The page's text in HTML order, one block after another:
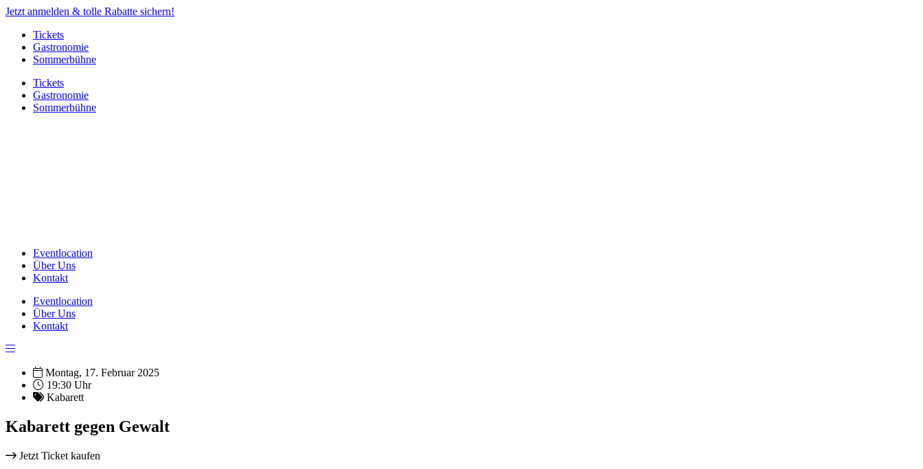
Jetzt anmelden & tolle Rabatte sichern!
Tickets
Gastronomie
Sommerbühne
Tickets
Gastronomie
Sommerbühne
Eventlocation
Über Uns
Kontakt
Eventlocation
Über Uns
Kontakt
Montag, 17. Februar 2025
19:30 Uhr
Kabarett
Kabarett gegen Gewalt
Jetzt Ticket kaufen